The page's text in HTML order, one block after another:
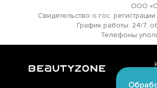
ООО
Свидетельство о гос.
График работы: 24/7,
Телефоны